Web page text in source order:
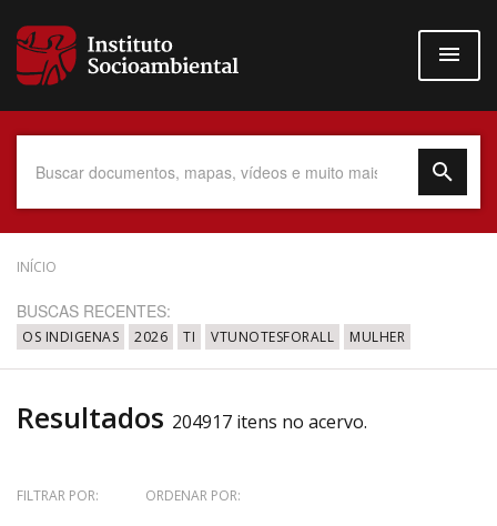
para
conteúdo
Data do Documento
Até
Povo Indígena
INÍCIO
BUSCAS RECENTES:
OS INDIGENAS 2026 TI VTUNOTESFORALL MULHER
Resultados 204917 itens no acervo.
FILTRAR POR: ORDENAR POR: